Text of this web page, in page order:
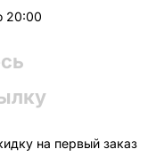
20:00
на первый заказ